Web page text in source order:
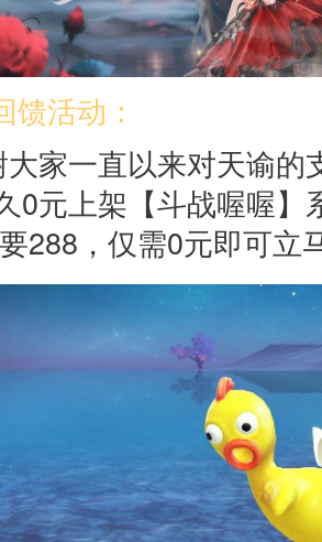
馈活动：
大家一直以来对天谕
0元上架【斗战喔喔】
288，仅需0元即可立